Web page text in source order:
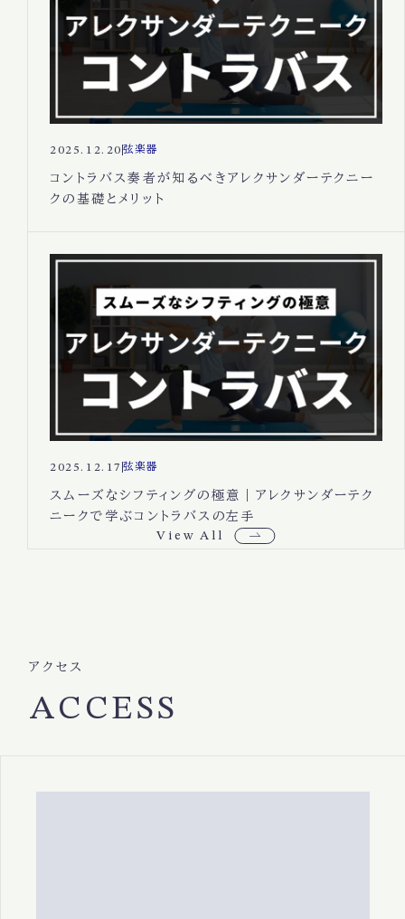
View All
2025.12.20 弦楽器
コントラバス奏者が知るべきアレクサンダーテクニー
クの基礎とメリット
2025.12.17 弦楽器
スムーズなシフティングの極意｜アレクサンダーテク
ニークで学ぶコントラバスの左手
アクセス
ACCESS